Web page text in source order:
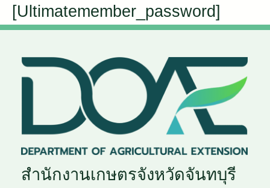
[ultimatemember_password]
สำนักงานเกษตรจังหวัดจันทบุรี